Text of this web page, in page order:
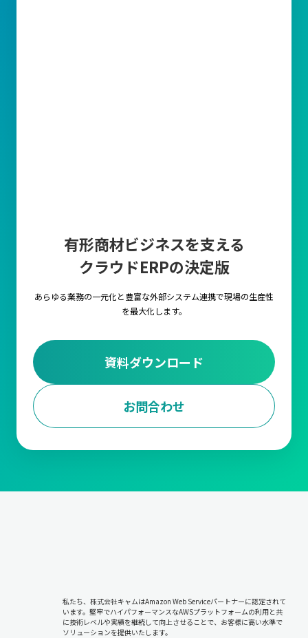
有形商材ビジネスを支える
クラウドERPの決定版
あらゆる業務の一元化と豊富な外部システム連携で現場の生産性
を最大化します。
資料ダウンロード
お問合わせ
私たち、株式会社キャムはAmazon Web Serviceパートナーに認定されて
います。堅牢でハイパフォーマンスなAWSプラットフォームの利用と共
に技術レベルや実績を継続して向上させることで、お客様に高い水準で
ソリューションを提供いたします。